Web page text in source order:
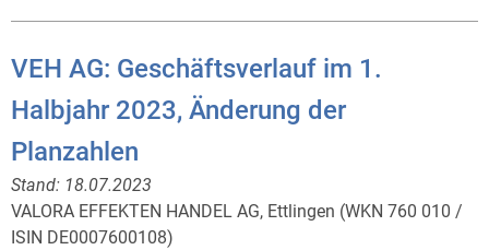
VEH AG: Geschäftsverlauf im 1.
Halbjahr 2023, Änderung der
Planzahlen
Stand: 18.07.2023
VALORA EFFEKTEN HANDEL AG, Ettlingen (WKN 760 010 /
ISIN DE0007600108)